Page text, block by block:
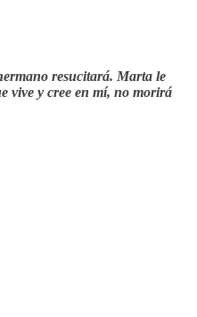
resucitará. Marta le
vive y cree en mí, no morirá